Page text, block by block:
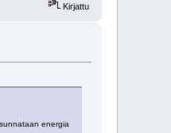
Kirjattu
energia